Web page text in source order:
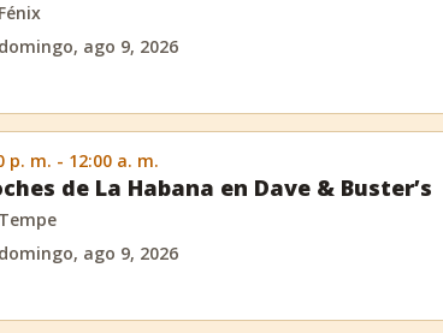
Fénix
domingo, ago 9, 2026
p. m. - 12:00 a. m.
de La Habana en Dave & Buster’s
Tempe
domingo, ago 9, 2026